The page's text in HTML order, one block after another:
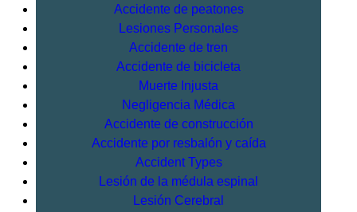
Accidente de peatones
Lesiones Personales
Accidente de tren
Accidente de bicicleta
Muerte Injusta
Negligencia Médica
Accidente de construcción
Accidente por resbalón y caída
Accident Types
Lesión de la médula espinal
Lesión Cerebral